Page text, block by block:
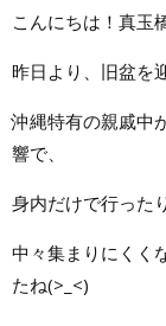
こんにちは！真
昨日より、旧盆を
沖縄特有の親戚中
響で、
身内だけで行った
中々集まりにくく
たね(>_<)